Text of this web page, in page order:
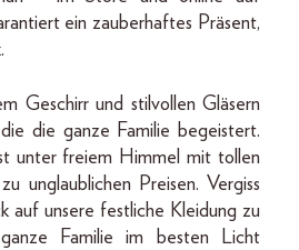
ein zauberhaftes Präsent,
Geschirr und stilvollen Gläsern
die ganze Familie begeistert.
unter freiem Himmel mit tollen
unglaublichen Preisen. Vergiss
auf unsere festliche Kleidung zu
Familie im besten Licht